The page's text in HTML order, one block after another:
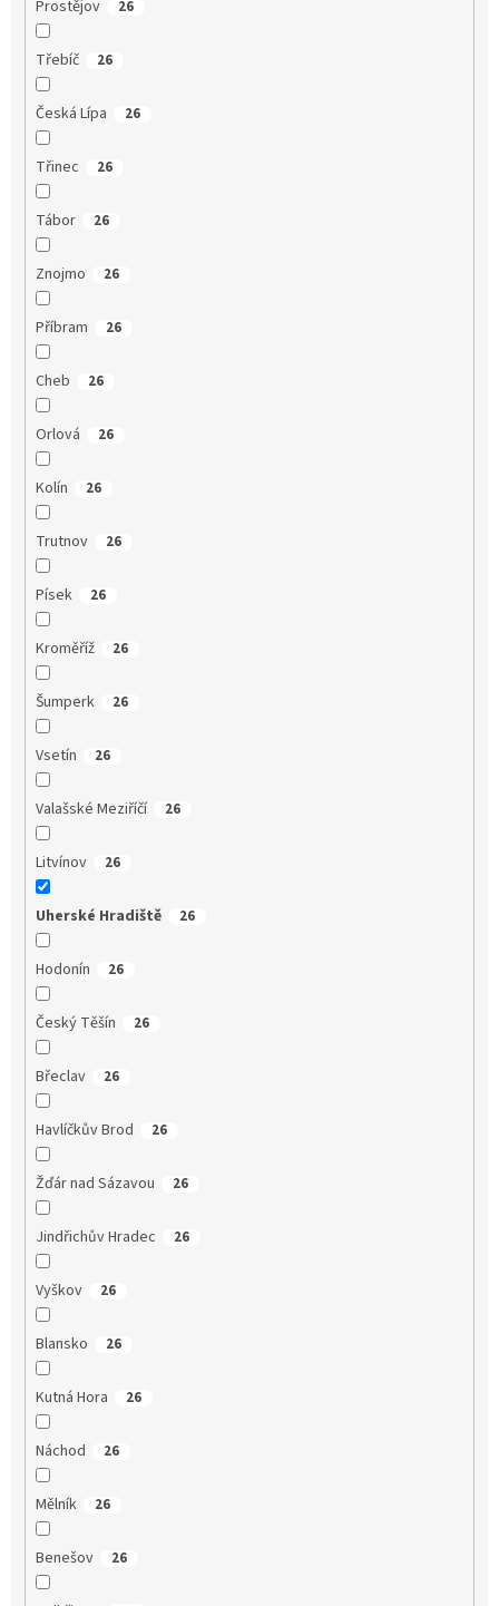
Prostějov 26
Třebíč 26
Česká Lípa 26
Třinec 26
Tábor 26
Znojmo 26
Příbram 26
Cheb 26
Orlová 26
Kolín 26
Trutnov 26
Písek 26
Kroměříž 26
Šumperk 26
Vsetín 26
Valašské Meziříčí 26
Litvínov 26
Uherské Hradiště 26
Hodonín 26
Český Těšín 26
Břeclav 26
Havlíčkův Brod 26
Žďár nad Sázavou 26
Jindřichův Hradec 26
Vyškov 26
Blansko 26
Kutná Hora 26
Náchod 26
Mělník 26
Benešov 26